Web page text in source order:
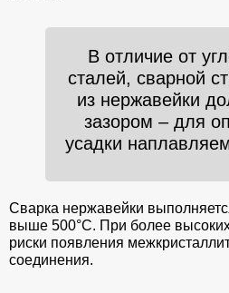
В отличие от
сталей, сварной
из нержавейки
зазором – для
усадки
Сварка нержавейки
выше 500°C. При более
риски появления
соединения.